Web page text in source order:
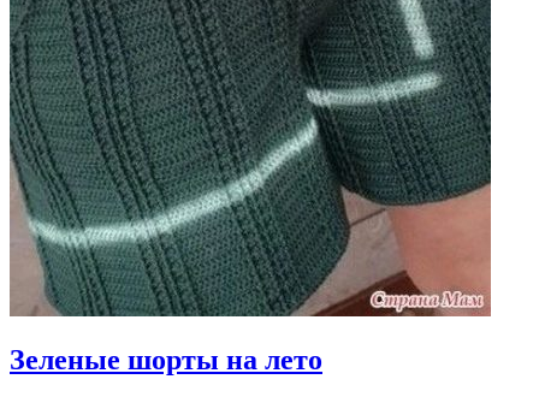
Зеленые шорты на лето